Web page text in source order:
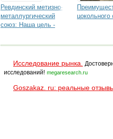
Ревдинский метизно-
металлургический
союз: Наша цель -
цокольного
Исследование рынка.
исследований! megaresearch.ru
Goszakaz. ru: реальные